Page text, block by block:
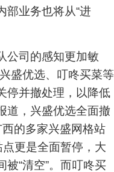
部业务也将从“进
司的感知更加敏
盛优选、叮咚买菜等
停并撤处理，以降低
道，兴盛优选全面撤
的多家兴盛网格站
点更是全面暂停，大
“清空”。而叮咚买